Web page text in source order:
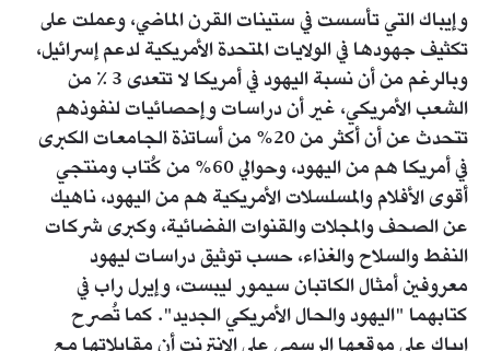
وإيباك التي تأسست في ستينات القرن الماضي، وعملت على
تكثيف جهودها في الولايات المتحدة الأمريكية لدعم إسرائيل،
وبالرغم من أن نسبة اليهود في أمريكا لا تتعدى 3 ٪ من
الشعب الأمريكي، غير أن دراسات وإحصائيات لنفوذهم
تتحدث عن أن أكثر من 20% من أساتذة الجامعات الكبرى
في أمريكا هم من اليهود، وحوالي 60% من كُتاب ومنتجي
أقوى الأفلام والمسلسلات الأمريكية هم من اليهود، ناهيك
عن الصحف والمجلات والقنوات الفضائية، وكبرى شركات
النفط والسلاح والغذاء، حسب توثيق دراسات ليهود
معروفين أمثال الكاتبان سيمور ليبست، وإيرل راب في
كتابهما "اليهود والحال الأمريكي الجديد". كما تُصرح